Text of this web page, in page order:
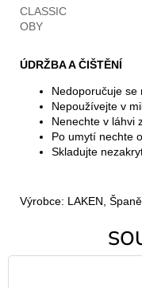
CLASSIC
OBY
ÚDRŽBA A ČIŠTĚNÍ
Nedoporučuje se
Nepoužívejte v
Nenechte v láhvi
Po umytí nechte
Skladujte
Výrobce: LAKEN,